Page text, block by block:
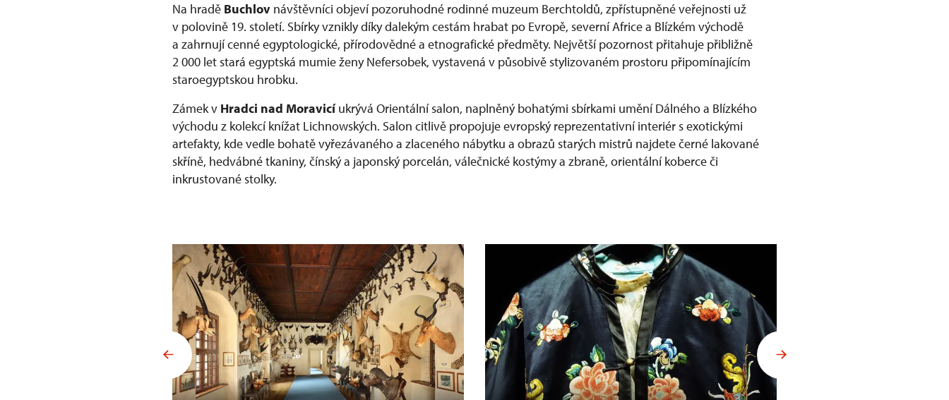
Na hradě Buchlov návštěvníci objeví pozoruhodné rodinné muzeum Berchtoldů, zpřístupněné veřejnosti už
v polovině 19. století. Sbírky vznikly díky dalekým cestám hrabat po Evropě, severní Africe a Blízkém východě
a zahrnují cenné egyptologické, přírodovědné a etnografické předměty. Největší pozornost přitahuje přibližně
2 000 let stará egyptská mumie ženy Nefersobek, vystavená v působivě stylizovaném prostoru připomínajícím
staroegyptskou hrobku.
Zámek v Hradci nad Moravicíukrývá Orientální salon, naplněný bohatými sbírkami umění Dálného a Blízkého
východu z kolekcí knížat Lichnowských. Salon citlivě propojuje evropský reprezentativní interiér s exotickými
artefakty, kde vedle bohatě vyřezávaného a zlaceného nábytku a obrazů starých mistrů najdete černé lakované
skříně, hedvábné tkaniny, čínský a japonský porcelán, válečnické kostýmy a zbraně, orientální koberce či
inkrustované stolky.